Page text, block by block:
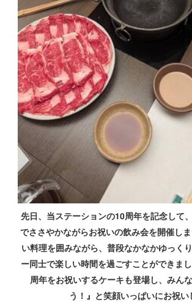
先日、当ステーションの10周年を記念して
でささやかながらお祝いの飲み会を開催し
い料理を囲みながら、普段なかなかゆっく
ー同士で楽しい時間を過ごすことができま
周年をお祝いするケーキも登場し、みん
う！』と笑顔いっぱいにお祝い